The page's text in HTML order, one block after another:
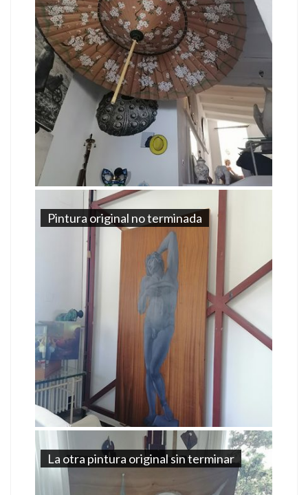
Pintura original no terminada
La otra pintura original sin terminar